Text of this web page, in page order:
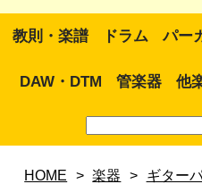
教則・楽譜 ドラム パー
DAW・DTM 管楽器 他
HOME > 楽器 > ギター